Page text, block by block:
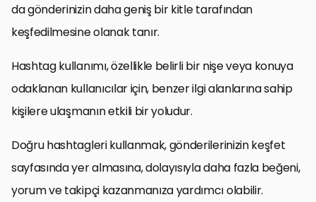
da gönderinizin daha geniş bir kitle tarafından
keşfedilmesine olanak tanır.
Hashtag kullanımı, özellikle belirli bir nişe veya konuya
odaklanan kullanıcılar için, benzer ilgi alanlarına sahip
kişilere ulaşmanın etkili bir yoludur.
Doğru hashtagleri kullanmak, gönderilerinizin keşfet
sayfasında yer almasına, dolayısıyla daha fazla beğeni,
yorum ve takipçi kazanmanıza yardımcı olabilir.